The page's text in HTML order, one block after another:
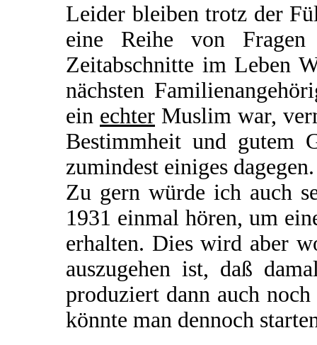
Leider bleiben trotz der
eine Reihe von
Zeitabschnitte im Leben
nächsten
ein echter Muslim war,
Bestimmheit und gutem
zumindest einiges dagegen.
Zu gern würde ich auch
1931 einmal hören, um
erhalten. Dies wird aber
auszugehen ist, daß
produziert dann auch
könnte man dennoch